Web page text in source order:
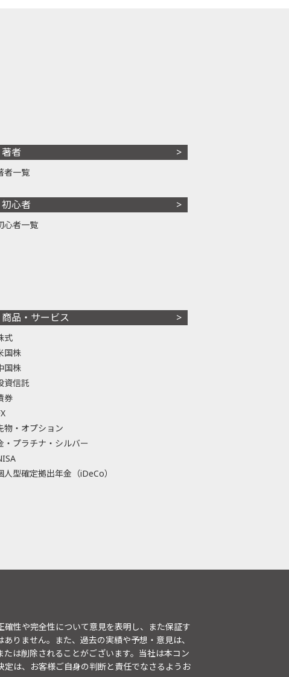
著者
者一覧
初心者
心者一覧
商品・サービス
式
国株
国株
資信託
券
物・オプション
・プラチナ・シルバー
人型確定拠出年金（iDeCo）
性や完全性について意見を表明し、また保証す
りません。また、過去の実績や予想・意見は、
は削除されることがございます。当社は本コン
は、お客様ご自身の判断と責任でなさるようお